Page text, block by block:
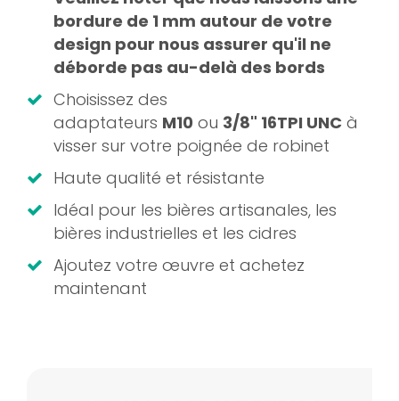
bordure de 1 mm autour de votre
design pour nous assurer qu'il ne
déborde pas au-delà des bords
Choisissez des
adaptateurs M10 ou 3/8" 16TPI UNC à
visser sur votre poignée de robinet
Haute qualité et résistante
Idéal pour les bières artisanales, les
bières industrielles et les cidres
Ajoutez votre œuvre et achetez
maintenant